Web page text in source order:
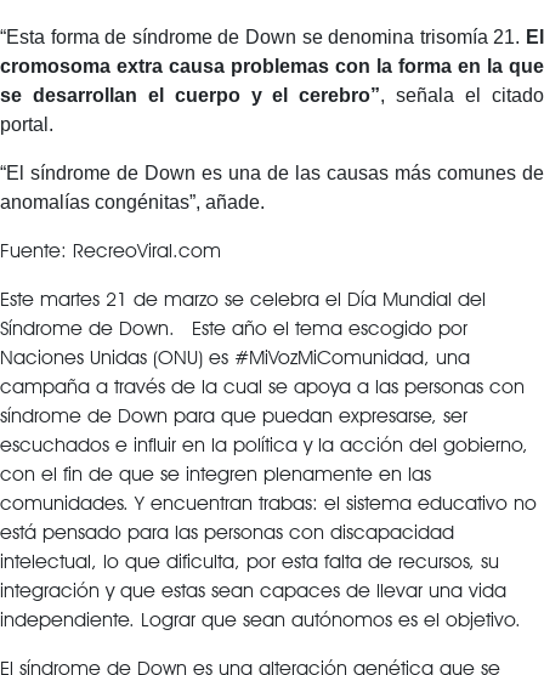
“Esta forma de síndrome de Down se denomina trisomía 21. El
cromosoma extra causa problemas con la forma en la que
se desarrollan el cuerpo y el cerebro”, señala el citado
portal.
“El síndrome de Down es una de las causas más comunes de
anomalías congénitas”, añade.
Fuente: RecreoViral.com
Este martes 21 de marzo se celebra el Día Mundial del
Síndrome de Down. Este año el tema escogido por
Naciones Unidas (ONU) es #MiVozMiComunidad, una
campaña a través de la cual se apoya a las personas con
síndrome de Down para que puedan expresarse, ser
escuchados e influir en la política y la acción del gobierno,
con el fin de que se integren plenamente en las
comunidades. Y encuentran trabas: el sistema educativo no
está pensado para las personas con discapacidad
intelectual, lo que dificulta, por esta falta de recursos, su
integración y que estas sean capaces de llevar una vida
independiente. Lograr que sean autónomos es el objetivo.
El síndrome de Down es una alteración genética que se